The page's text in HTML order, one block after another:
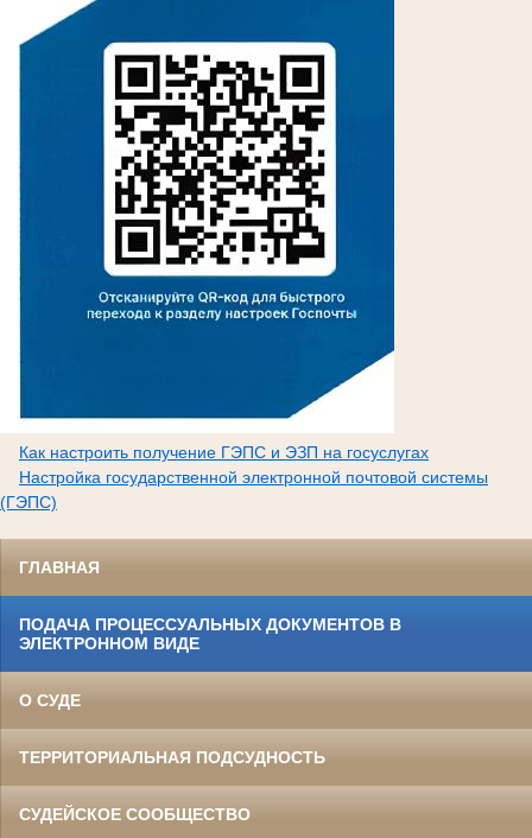
Как настроить получение ГЭПС и ЭЗП на госуслугах
Настройка государственной электронной почтовой системы
(ГЭПС)
ГЛАВНАЯ
ПОДАЧА ПРОЦЕССУАЛЬНЫХ ДОКУМЕНТОВ В
ЭЛЕКТРОННОМ ВИДЕ
О СУДЕ
ТЕРРИТОРИАЛЬНАЯ ПОДСУДНОСТЬ
СУДЕЙСКОЕ СООБЩЕСТВО